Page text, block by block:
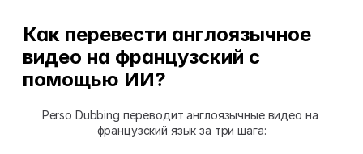
Как перевести англоязычное
видео на французский с
помощью ИИ?
Perso Dubbing переводит англоязычные видео на
французский язык за три шага: